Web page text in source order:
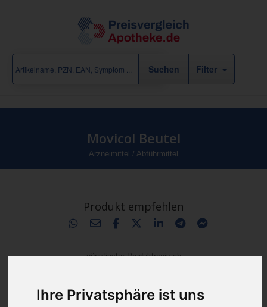
Ihre Privatsphäre ist uns
Filter
Movicol Beutel
Arzneimittel / Abführmittel
Produkt empfehlen
günstigster Produktpreis ab
33,10 €